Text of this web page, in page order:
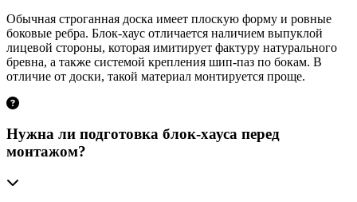
Обычная строганная доска имеет плоскую форму и ровные
боковые ребра. Блок-хаус отличается наличием выпуклой
лицевой стороны, которая имитирует фактуру натурального
бревна, а также системой крепления шип-паз по бокам. В
отличие от доски, такой материал монтируется проще.
Нужна ли подготовка блок-хауса перед
монтажом?